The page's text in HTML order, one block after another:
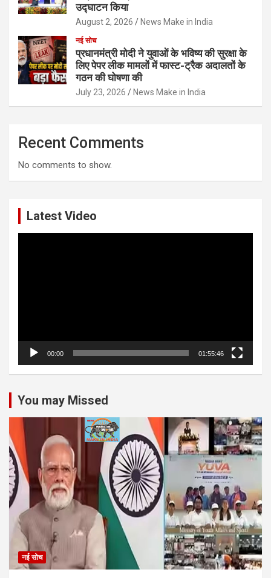
उद्घाटन किया
August 2, 2026 News Make in India
नई सोच
प्रधानमंत्री मोदी ने युवाओं के भविष्य की सुरक्षा के
लिए पेपर लीक मामलों में फास्ट-ट्रैक अदालतों के
गठन की घोषणा की
July 23, 2026 News Make in India
Recent Comments
No comments to show.
Latest Video
00:00 01:55:46
You may Missed
नई सोच